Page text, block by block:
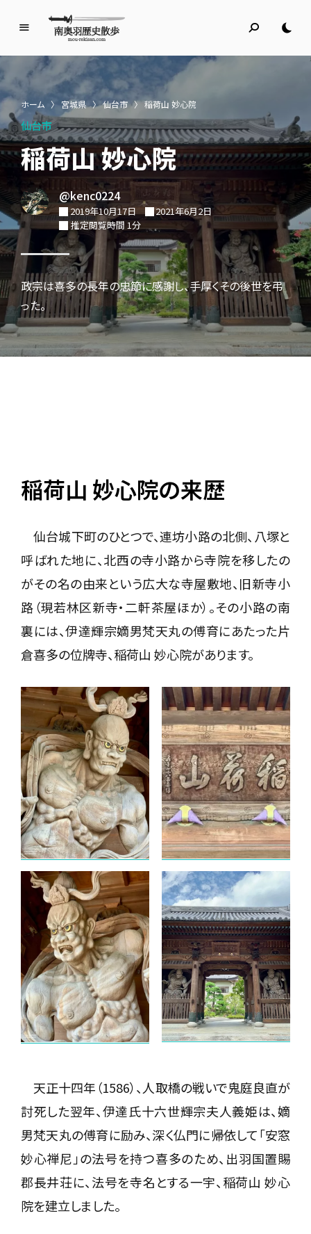
奥
羽
歴
史
散
歩
名所旧跡と館めぐり
ホーム 〉 宮城県 〉 仙台市 〉 稲荷山 妙心院
仙台市
稲荷山 妙心院
@kenc0224
2019年10月17日
2021年6月2日
推定閲覧時間 1分
政宗は喜多の長年の忠節に感謝し、手厚くその後世を弔
った。
稲荷山 妙心院の来歴
仙台城下町のひとつで、連坊小路の北側、八塚と
呼ばれた地に、北西の寺小路から寺院を移したの
がその名の由来という広大な寺屋敷地、旧新寺小
路（現若林区新寺・二軒茶屋ほか）。その小路の南
裏には、伊達輝宗嫡男梵天丸の傅育にあたった片
倉喜多の位牌寺、稲荷山 妙心院があります。
天正十四年（1586）、人取橋の戦いで鬼庭良直が
討死した翌年、伊達氏十六世輝宗夫人義姫は、嫡
男梵天丸の傅育に励み、深く仏門に帰依して「安窓
妙心禅尼」の法号を持つ喜多のため、出羽国置賜
郡長井荘に、法号を寺名とする一宇、稲荷山 妙心
院を建立しました。